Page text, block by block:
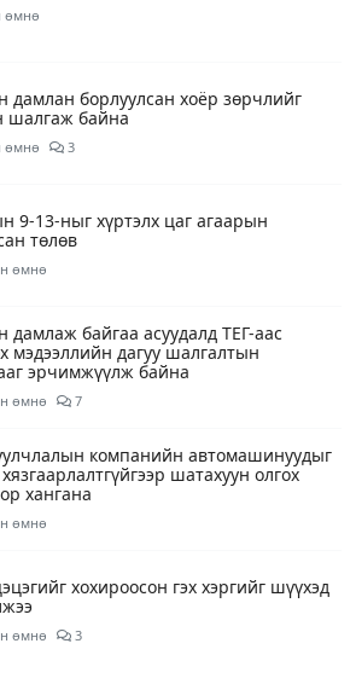
өмнө
дамлан борлуулсан хоёр зөрчлийг
шалгаж байна
өмнө 3
9-13-ныг хүртэлх цаг агаарын
төлөв
өмнө
дамлаж байгаа асуудалд ТЕГ-аас
мэдээллийн дагуу шалгалтын
эрчимжүүлж байна
өмнө 7
компанийн автомашинуудыг
шатахуун олгох
хангана
өмнө
хохироосон гэх хэргийг шүүхэд
өмнө 3